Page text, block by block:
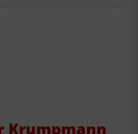
Krumpmann